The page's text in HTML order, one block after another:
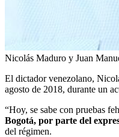
Nicolás Maduro y Juan
El dictador venezolano,
agosto de 2018, durante un
“Hoy, se sabe con pruebas
Bogotá, por parte del
del régimen.